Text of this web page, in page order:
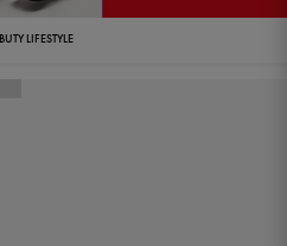
BUTY LIFESTYLE